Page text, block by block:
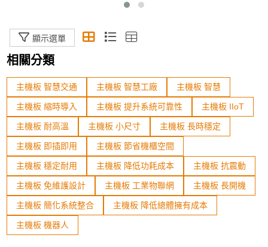
顯示選單
模組化電腦(COM)
手持平板
工業機箱
機器人開發專用區
規格篩選
Status
In Stock
Sort By
相關分類
主機板 智慧交通 主機板 智慧工廠 主機板 智慧
主機板 縮時導入 主機板 提升系統可靠性 主機板 IIoT
主機板 耐高溫 主機板 小尺寸 主機板 長時穩定
主機板 即插即用 主機板 節省機櫃空間
主機板 穩定耐用 主機板 降低功耗成本 主機板 抗震動
主機板 免維護設計 主機板 工業物聯網 主機板 長開機
主機板 簡化系統整合 主機板 降低總體擁有成本
主機板 機器人
加入購物車